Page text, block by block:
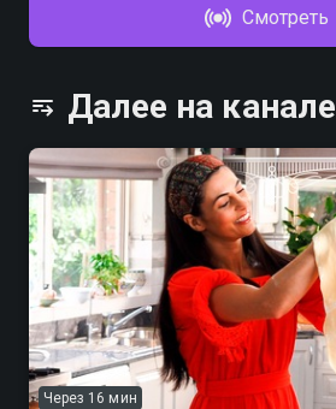
Смотреть
Далее на канале
Через 16 мин